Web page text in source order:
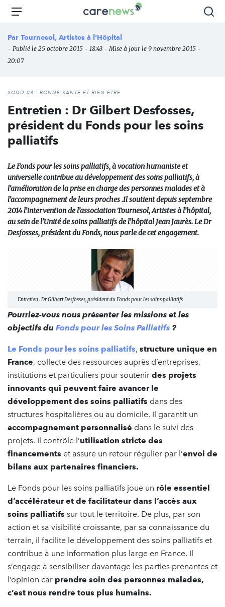
Aller
principal
Carenews,
média
des
Menu
Par Tournesol, Artistes à l'Hôpital
- Publié le 25 octobre 2015 - 18:43 - Mise à jour le 9 novembre 2015 -
20:07
#ODD 03 : BONNE SANTÉ ET BIEN-ÊTRE
Entretien : Dr Gilbert Desfosses,
président du Fonds pour les soins
palliatifs
Le Fonds pour les soins palliatifs, à vocation humaniste et
universelle contribue au développement des soins palliatifs, à
l’amélioration de la prise en charge des personnes malades et à
l’accompagnement de leurs proches .Il soutient depuis septembre
2014 l’intervention de l’association Tournesol, Artistes à l’hôpital,
au sein de l’Unité de soins palliatifs de l’hôpital Jean Jaurès. Le Dr
Desfosses, président du Fonds, nous parle de cet engagement.
Entretien : Dr Gilbert Desfosses, président du Fonds pour les soins palliatifs
Pourriez-vous nous présenter les missions et les
objectifs du Fonds pour les Soins Palliatifs ?
Le Fonds pour les soins palliatifs, structure unique en
France, collecte des ressources auprès d’entreprises,
institutions et particuliers pour soutenir des projets
innovants qui peuvent faire avancer le
développement des soins palliatifs dans des
structures hospitalières ou au domicile. Il garantit un
accompagnement personnalisé dans le suivi des
projets. Il contrôle l’utilisation stricte des
financements et assure un retour régulier par l’envoi de
bilans aux partenaires financiers.
Le Fonds pour les soins palliatifs joue un rôle essentiel
d’accélérateur et de facilitateur dans l’accès aux
soins palliatifs sur tout le territoire. De plus, par son
action et sa visibilité croissante, par sa connaissance du
terrain, il facilite le développement des soins palliatifs et
contribue à une information plus large en France. Il
s’engage à sensibiliser davantage les parties prenantes et
l’opinion car prendre soin des personnes malades,
c’est nous rendre tous plus humains.